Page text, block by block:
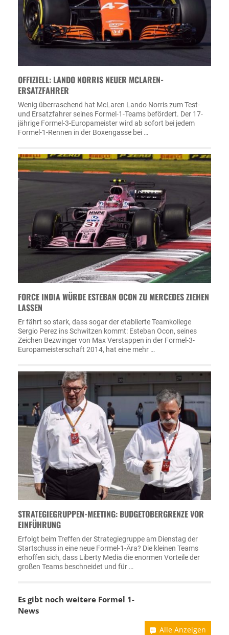
OFFIZIELL: LANDO NORRIS NEUER MCLAREN-
ERSATZFAHRER
Wenig überraschend hat McLaren Lando Norris zum Test-
und Ersatzfahrer seines Formel-1-Teams befördert. Der 17-
jährige Formel-3-Europameister wird ab sofort bei jedem
Formel-1-Rennen in der Boxengasse bei …
FORCE INDIA WÜRDE ESTEBAN OCON ZU MERCEDES ZIEHEN
LASSEN
Er fährt so stark, dass sogar der etablierte Teamkollege
Sergio Perez ins Schwitzen kommt: Esteban Ocon, seines
Zeichen Bezwinger von Max Verstappen in der Formel-3-
Europameisterschaft 2014, hat eine mehr …
STRATEGIEGRUPPEN-MEETING: BUDGETOBERGRENZE VOR
EINFÜHRUNG
Erfolgt beim Treffen der Strategiegruppe am Dienstag der
Startschuss in eine neue Formel-1-Ära? Die kleinen Teams
erhoffen sich, dass Liberty Media die enormen Vorteile der
großen Teams beschneidet und für …
Es gibt noch weitere Formel 1-
News
Alle Anzeigen